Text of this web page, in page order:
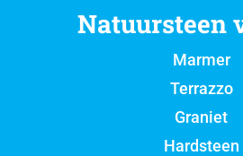
Natuursteen
Marmer
Terrazzo
Graniet
Hardsteen